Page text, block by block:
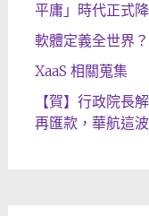
平庸」時代正式降
軟體定義全世界
XaaS 相關蒐集
【賀】行政院長
再匯款，華航這